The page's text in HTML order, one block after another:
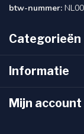
btw-nummer:
Categorieën
Informatie
Mijn account